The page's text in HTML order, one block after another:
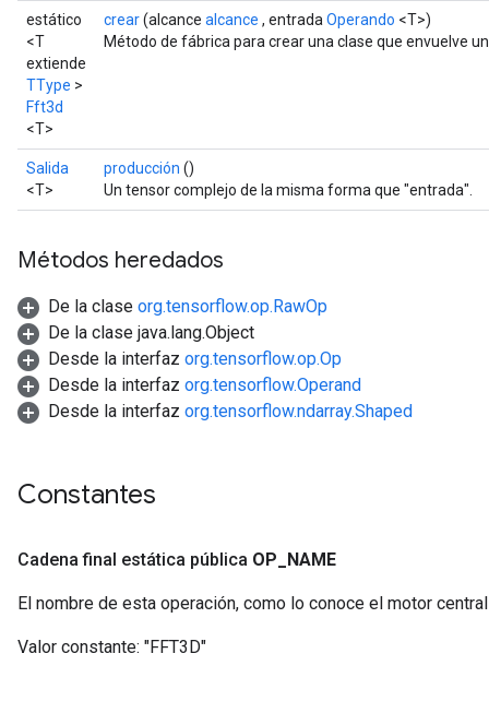
estático
<T
extiende
TType >
Fft3d
<T>
crear(alcance alcance , entrada Operando <T>)
Método de fábrica para crear una clase que envuelve
Salida
<T>
producción ()
Un tensor complejo de la misma forma que "entrada".
Métodos heredados
De la clase org.tensorflow.op.RawOp
De la clase java.lang.Object
Desde la interfaz org.tensorflow.op.Op
Desde la interfaz org.tensorflow.Operand
Desde la interfaz org.tensorflow.ndarray.Shaped
Constantes
Cadena final estática pública OP NAME
El nombre de esta operación, como lo conoce el motor
Valor constante: "FFT3D"